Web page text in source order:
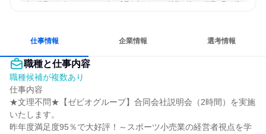
人の仕事をサポートしたい 人の成長を支えたい 情熱を持って仕事に取り組む
仕事情報 企業情報 選考情報
職種と仕事内容
職種候補が複数あり
仕事内容
★文理不問★【ゼビオグループ】合同会社説明会（2時間）を実施
いたします。
昨年度満足度95％で大好評！～スポーツ小売業の経営者視点を学